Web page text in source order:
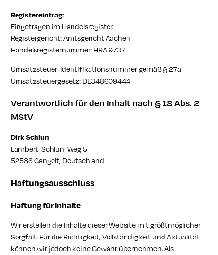
Registereintrag:
Eingetragen im Handelsregister.
Registergericht: Amtsgericht Aachen
Handelsregisternummer: HRA 9737
Umsatzsteuer-Identifikationsnummer gemäß § 27a
Umsatzsteuergesetz: DE348609444
Verantwortlich für den Inhalt nach § 18 Abs. 2
MStV
Dirk Schlun
Lambert-Schlun-Weg 5
52538 Gangelt, Deutschland
Haftungsausschluss
Haftung für Inhalte
Wir erstellen die Inhalte dieser Website mit größtmöglicher
Sorgfalt. Für die Richtigkeit, Vollständigkeit und Aktualität
können wir jedoch keine Gewähr übernehmen. Als